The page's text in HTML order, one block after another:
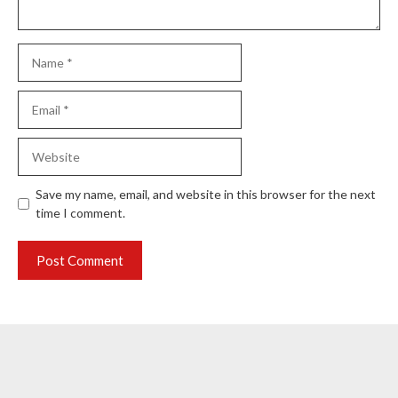
Save my name, email, and website in this browser for the next
time I comment.